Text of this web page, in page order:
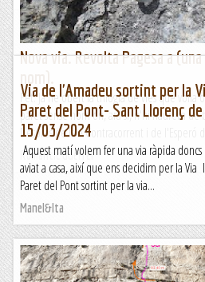
Nova via. Revolta Pagesa a
Fet. Ja he obert la trilogia de vies que volia
paret sense nom on, ara sí, n'hi haurem de
Després de la A Contracorrent i de l'Esperó
Romàntic Guerrer
Via de l'Amadeu sortint per la
Paret del Pont- Sant Llorenç
15/03/2024
Aquest matí volem fer una via ràpida
aviat a casa, així que ens decidim per la
Paret del Pont sortint per la via...
Manel&Ita